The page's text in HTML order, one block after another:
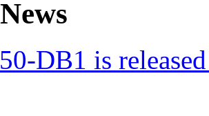
DB1 is